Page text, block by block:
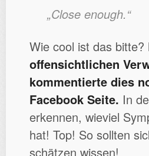
„Close enough.“
Wie cool ist das bitte?
offensichtlichen
kommentierte dies
Facebook Seite. In
erkennen, wieviel
hat! Top! So sollten
schätzen wissen!